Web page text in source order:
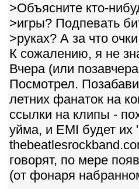
>Объясните кто-
>игры? Подпевать
>руках? А за что
К сожалению, я не
Вчера (или
Посмотрел.
летних фанаток на
ссылки на клипы -
уйма, и EMI будет
говорят, по мере
(от фонаря